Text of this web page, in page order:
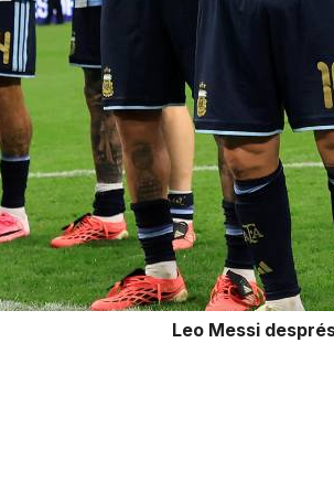
Leo Messi